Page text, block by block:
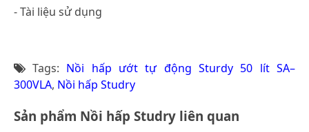
- Tài liệu sử dụng
Tags: Nồi hấp ướt tự động Sturdy 50 lít SA–
300VLA, Nồi hấp Studry
Sản phẩm Nồi hấp Studry liên quan